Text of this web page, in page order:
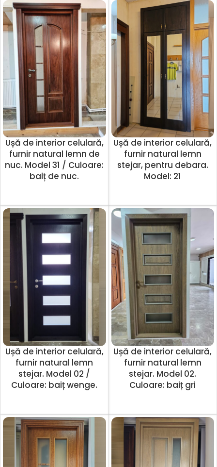
Ușă de interior celulară,
furnir natural lemn de
nuc. Model 31 / Culoare:
baiț de nuc.
Ușă de interior celulară,
furnir natural lemn
stejar, pentru debara.
Model: 21
Ușă de interior celulară,
furnir natural lemn
stejar. Model 02 /
Culoare: baiț wenge.
Ușă de interior celulară,
furnir natural lemn
stejar. Model 02.
Culoare: baiț gri